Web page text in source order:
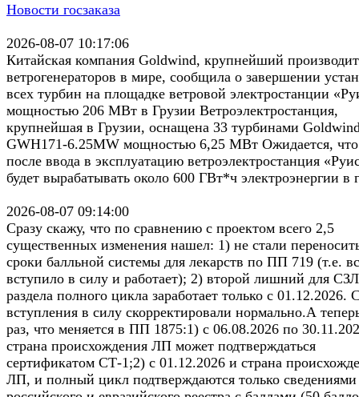
Новости госзаказа
2026-08-07 10:17:06
Китайская компания Goldwind, крупнейший
ветрогенераторов в мире, сообщила о завершении
всех турбин на площадке ветровой электростанции
мощностью 206 МВт в Грузии Ветроэлектростанция,
крупнейшая в Грузии, оснащена 33 турбинами
GWH171-6.25MW мощностью 6,25 МВт Ожидается, что
после ввода в эксплуатацию ветроэлектростанция
будет вырабатывать около 600 ГВт*ч электроэнергии в
2026-08-07 09:14:00
Сразу скажу, что по сравнению с проектом всего 2,5
существенных изменения нашел: 1) не стали
сроки балльной системы для лекарств по ПП 719 (т.е.
вступило в силу и работает); 2) второй лишний для
раздела полного цикла заработает только с 01.12.2026.
вступления в силу скорректировали нормально.А
раз, что меняется в ПП 1875:1) с 06.08.2026 по
страна происхождения ЛП может подтверждаться
сертификатом СТ-1;2) с 01.12.2026 и страна
ЛП, и полный цикл подтверждаются только сведениями